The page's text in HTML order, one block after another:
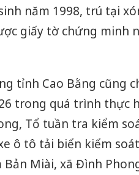
năm 1998, trú tại
giấy tờ chứng minh
tỉnh Cao Bằng cũng
trong quá trình thực
Tổ tuần tra kiểm
ô tô tải biển kiểm soát
Miài, xã Đình